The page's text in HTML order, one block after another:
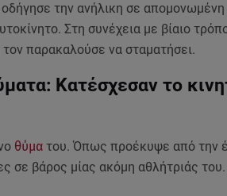
την ανήλικη σε απομονωμένη
Στη συνέχεια με βίαιο
τον παρακαλούσε να σταματήσει.
Κατέσχεσαν το
θύματου. Όπως προέκυψε από την
σε βάρος μίας ακόμη αθλήτριάς του.